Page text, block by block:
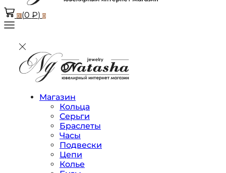
0 (0 ₽) 0
Магазин
Кольца
Серьги
Браслеты
Часы
Подвески
Цепи
Колье